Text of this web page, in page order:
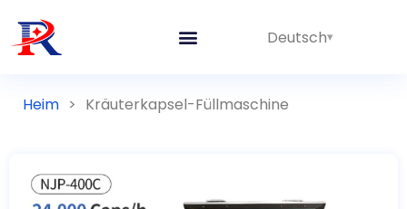
Deutsch
Heim > Kräuterkapsel-Füllmaschine